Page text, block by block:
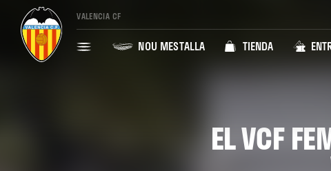
VALENCIA CF
NOU MESTALLA TIENDA
EL VCF